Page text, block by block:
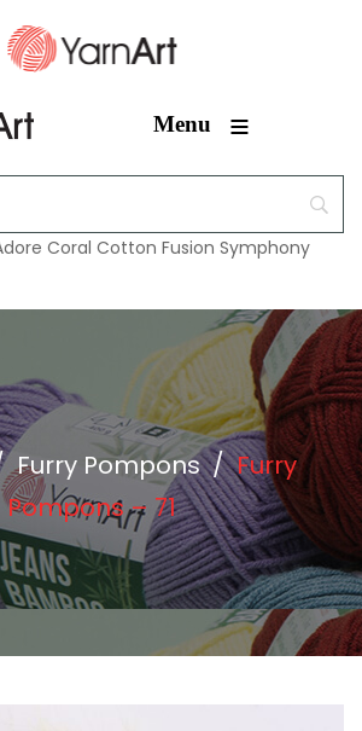
Menu ≡
Coral Cotton Fusion Symphony
Furry Pompons / Furry
Pompons – 71